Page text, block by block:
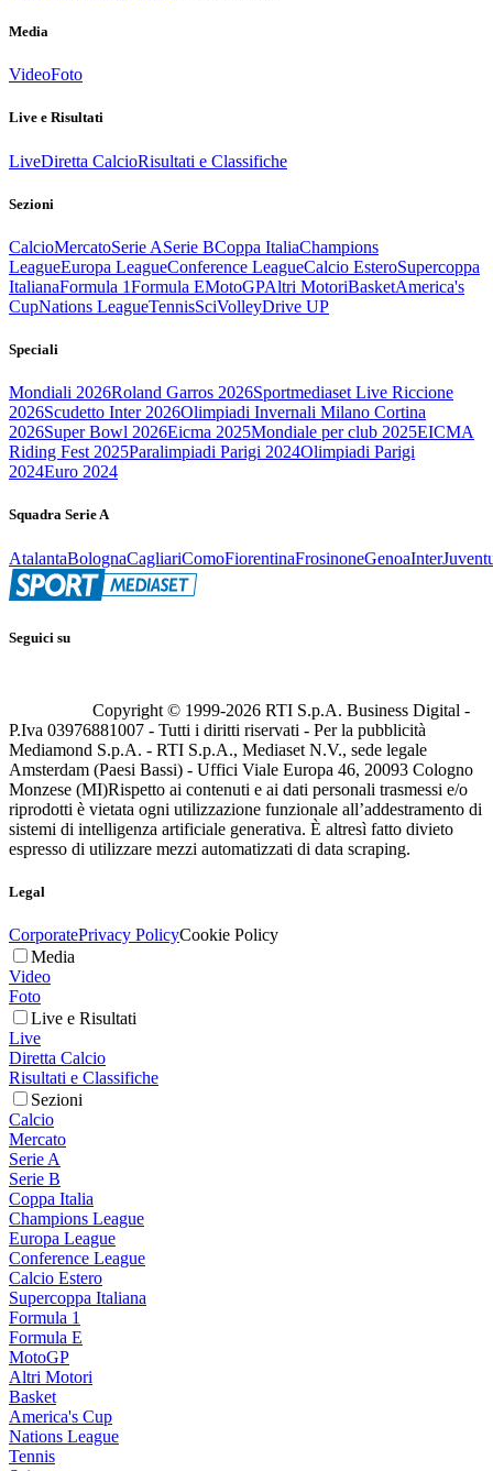
Media
VideoFoto
Live e Risultati
LiveDiretta CalcioRisultati e Classifiche
Sezioni
CalcioMercatoSerie ASerie BCoppa ItaliaChampions
LeagueEuropa LeagueConference LeagueCalcio EsteroSupercoppa
ItalianaFormula 1Formula EMotoGPAltri MotoriBasketAmerica's
CupNations LeagueTennisSciVolleyDrive UP
Speciali
Mondiali 2026Roland Garros 2026Sportmediaset Live Riccione
2026Scudetto Inter 2026Olimpiadi Invernali Milano Cortina
2026Super Bowl 2026Eicma 2025Mondiale per club 2025EICMA
Riding Fest 2025Paralimpiadi Parigi 2024Olimpiadi Parigi
2024Euro 2024
Squadra Serie A
AtalantaBolognaCagliariComoFiorentinaFrosinoneGenoaInter
Seguici su
Copyright © 1999-2026 RTI S.p.A. Business Digital -
P.Iva 03976881007 - Tutti i diritti riservati - Per la pubblicità
Mediamond S.p.A. - RTI S.p.A., Mediaset N.V., sede legale
Amsterdam (Paesi Bassi) - Uffici Viale Europa 46, 20093 Cologno
Monzese (MI)Rispetto ai contenuti e ai dati personali trasmessi e/o
riprodotti è vietata ogni utilizzazione funzionale all’addestramento di
sistemi di intelligenza artificiale generativa. È altresì fatto divieto
espresso di utilizzare mezzi automatizzati di data scraping.
Legal
CorporatePrivacy PolicyCookie Policy
Media
Video
Foto
Live e Risultati
Live
Diretta Calcio
Risultati e Classifiche
Sezioni
Calcio
Mercato
Serie A
Serie B
Coppa Italia
Champions League
Europa League
Conference League
Calcio Estero
Supercoppa Italiana
Formula 1
Formula E
MotoGP
Altri Motori
Basket
America's Cup
Nations League
Tennis